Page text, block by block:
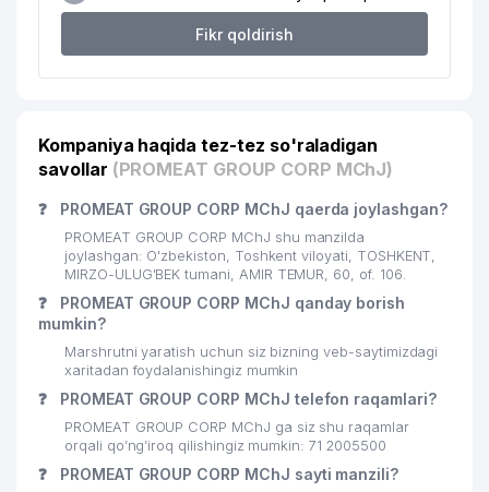
Fikr qoldirish
Kompaniya haqida tez-tez so'raladigan
savollar (PROMEAT GROUP CORP MChJ)
❓ PROMEAT GROUP CORP MChJ qaerda joylashgan?
PROMEAT GROUP CORP MChJ shu manzilda
joylashgan: O'zbekiston, Toshkent viloyati, TOSHKENT,
MIRZO-ULUG'BEK tumani, AMIR TEMUR, 60, of. 106.
❓
PROMEAT GROUP CORP MChJ qanday borish
mumkin?
Marshrutni yaratish uchun siz bizning veb-saytimizdagi
xaritadan foydalanishingiz mumkin
❓ PROMEAT GROUP CORP MChJ telefon raqamlari?
PROMEAT GROUP CORP MChJ ga siz shu raqamlar
orqali qo’ng’iroq qilishingiz mumkin: 71 2005500
❓ PROMEAT GROUP CORP MChJ sayti manzili?